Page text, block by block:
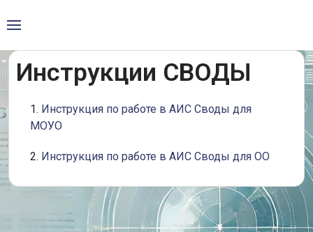
Инструкции СВОДЫ
1. Инструкция по работе в АИС Своды для
МОУО
2. Инструкция по работе в АИС Своды для ОО